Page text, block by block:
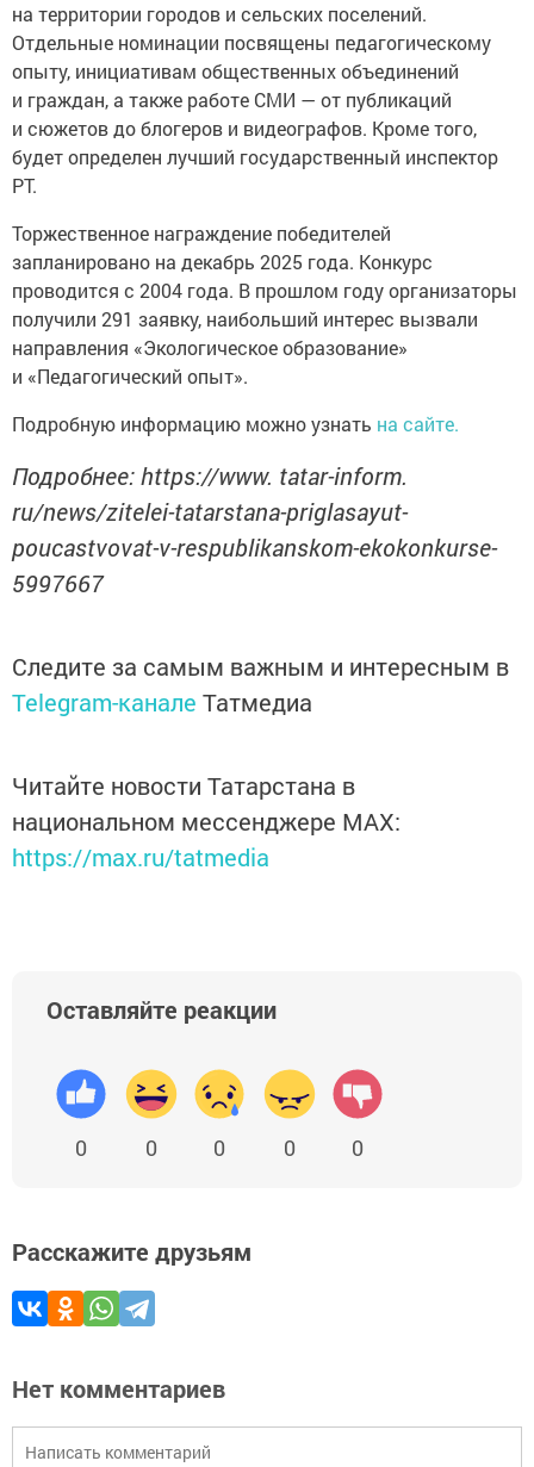
на территории городов и сельских поселений.
Отдельные номинации посвящены педагогическому
опыту, инициативам общественных объединений
и граждан, а также работе СМИ — от публикаций
и сюжетов до блогеров и видеографов. Кроме того,
будет определен лучший государственный инспектор
РТ.
Торжественное награждение победителей
запланировано на декабрь 2025 года. Конкурс
проводится с 2004 года. В прошлом году организаторы
получили 291 заявку, наибольший интерес вызвали
направления «Экологическое образование»
и «Педагогический опыт».
Подробную информацию можно узнать на сайте.
Подробнее: https://www. tatar-inform.
ru/news/zitelei-tatarstana-priglasayut-
poucastvovat-v-respublikanskom-ekokonkurse-
5997667
Следите за самым важным и интересным в
Telegram-канале Татмедиа
Читайте новости Татарстана в
национальном мессенджере MАХ:
https://max.ru/tatmedia
Оставляйте реакции
0 0 0 0 0
Расскажите друзьям
Нет комментариев